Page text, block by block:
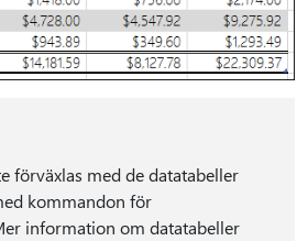
förväxlas med de datatabeller
kommandon för
information om datatabeller